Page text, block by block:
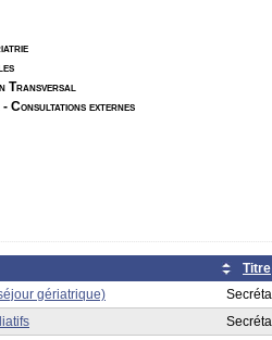
Transversal
Consultations externes
Titre
gériatrique)